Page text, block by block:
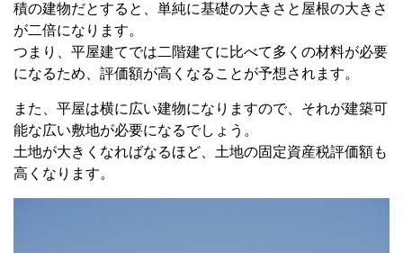
積の建物だとすると、単純に基礎の大きさと屋根の大きさ
が二倍になります。
つまり、平屋建てでは二階建てに比べて多くの材料が必要
になるため、評価額が高くなることが予想されます。
また、平屋は横に広い建物になりますので、それが建築可
能な広い敷地が必要になるでしょう。
土地が大きくなればなるほど、土地の固定資産税評価額も
高くなります。